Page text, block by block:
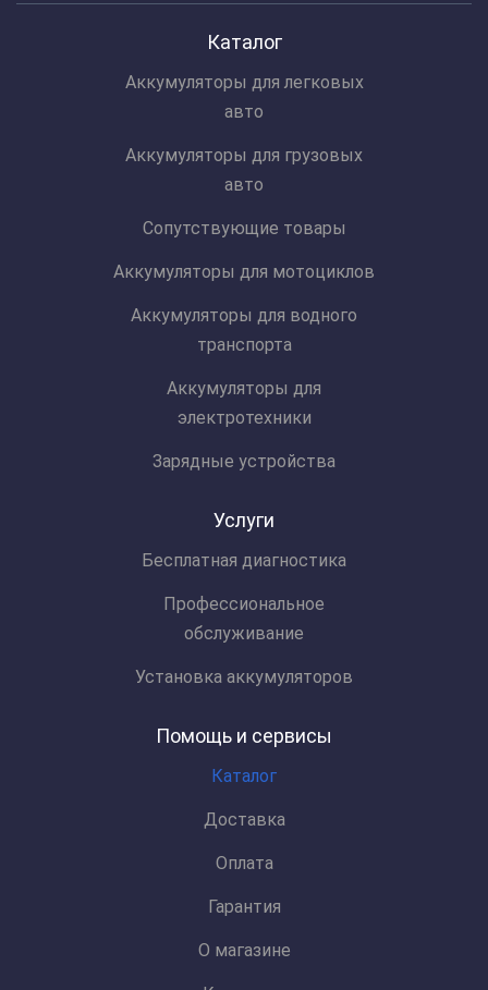
Каталог
Аккумуляторы для легковых
авто
Аккумуляторы для грузовых
авто
Сопутствующие товары
Аккумуляторы для мотоциклов
Аккумуляторы для водного
транспорта
Аккумуляторы для
электротехники
Зарядные устройства
Услуги
Бесплатная диагностика
Профессиональное
обслуживание
Установка аккумуляторов
Помощь и сервисы
Каталог
Доставка
Оплата
Гарантия
О магазине